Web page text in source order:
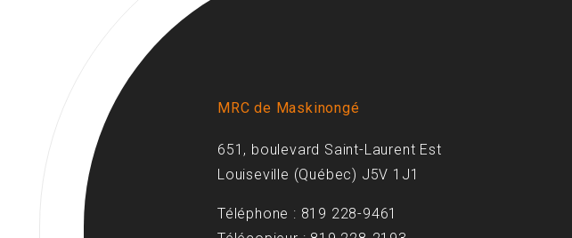
MRC de Maskinongé
651, boulevard Saint-Laurent Est
Louiseville (Québec) J5V 1J1
Téléphone : 819 228-9461